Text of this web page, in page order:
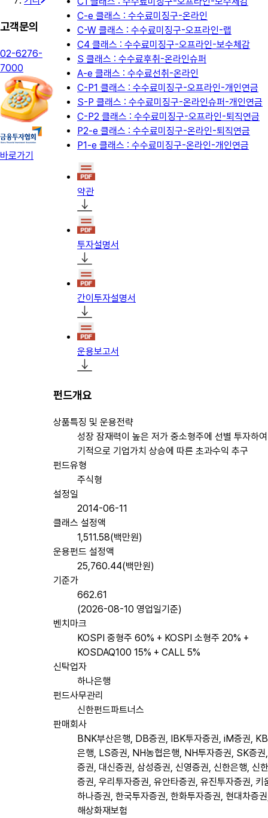
고객문의
02-6276-
7000
바로가기
C-e 클래스 : 수수료미징구-온라인
C-W 클래스 : 수수료미징구-오프라인-랩
C4 클래스 : 수수료미징구-오프라인-보수체감
S 클래스 : 수수료후취-온라인슈퍼
A-e 클래스 : 수수료선취-온라인
C-P1 클래스 : 수수료미징구-오프라인-개인연금
S-P 클래스 : 수수료미징구-온라인슈퍼-개인연금
C-P2 클래스 : 수수료미징구-오프라인-퇴직연금
P2-e 클래스 : 수수료미징구-온라인-퇴직연금
P1-e 클래스 : 수수료미징구-온라인-개인연금
약관
투자설명서
간이투자설명서
운용보고서
펀드개요
상품특징 및 운용전략
성장 잠재력이 높은 저가 중소형주에 선별 투자하
기적으로 기업가치 상승에 따른 초과수익 추구
펀드유형
주식형
설정일
2014-06-11
클래스 설정액
1,511.58(백만원)
운용펀드 설정액
25,760.44(백만원)
기준가
662.61
(2026-08-10 영업일기준)
벤치마크
KOSPI 중형주 60% + KOSPI 소형주 20% +
KOSDAQ100 15% + CALL 5%
신탁업자
하나은행
펀드사무관리
신한펀드파트너스
판매회사
BNK부산은행, DB증권, IBK투자증권, iM증권,
은행, LS증권, NH농협은행, NH투자증권, SK증권
증권, 대신증권, 삼성증권, 신영증권, 신한은행, 신
증권, 우리투자증권, 유안타증권, 유진투자증권, 키
하나증권, 한국투자증권, 한화투자증권, 현대차증
해상화재보험